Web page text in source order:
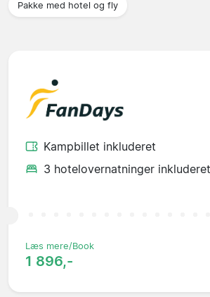
Pakke med hotel og fly
Kampbillet inkluderet
3 hotelovernatninger inkluderet
Læs mere/Book
1 896,-